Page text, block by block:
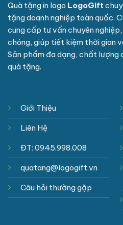
Quà tặng in logo LogoGift
tặng doanh nghiệp toàn quốc.
cung cấp tư vấn chuyên
chóng, giúp tiết kiệm thời gian
Sản phẩm đa dạng, chất lượng
quà tặng.
Giới Thiệu
Liên Hệ
ĐT: 0945.998.008
quatang@logogift.vn
Câu hỏi thường gặp